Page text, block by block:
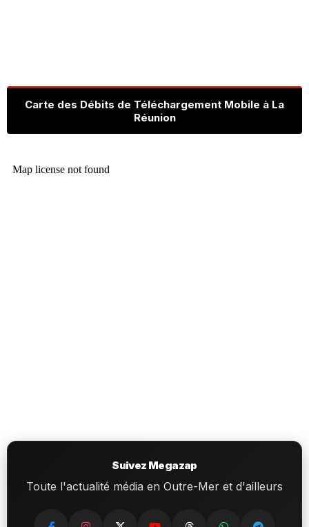
Carte des Débits de Téléchargement Mobile à La
Réunion
Suivez Megazap
Toute l'actualité média en Outre-Mer et d'ailleurs